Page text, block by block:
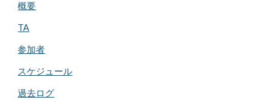
概要
TA
参加者
スケジュール
過去ログ